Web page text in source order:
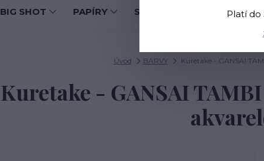
BIG SHOT PAPÍRY SAMOLEPKY OZDOBY
Úvod BARVY Kuretake - GANSAI
Kuretake - GANSAI
Platí do